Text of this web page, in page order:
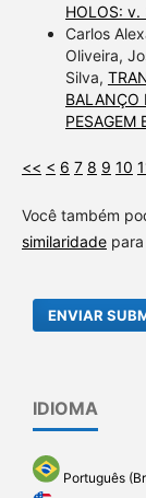
HOLOS:
Carlos
Oliveira,
Silva,
BALANÇO
PESAGEM
<< < 6 7 8 9 10
Você também
similaridadepara
ENVIAR
IDIOMA
Português